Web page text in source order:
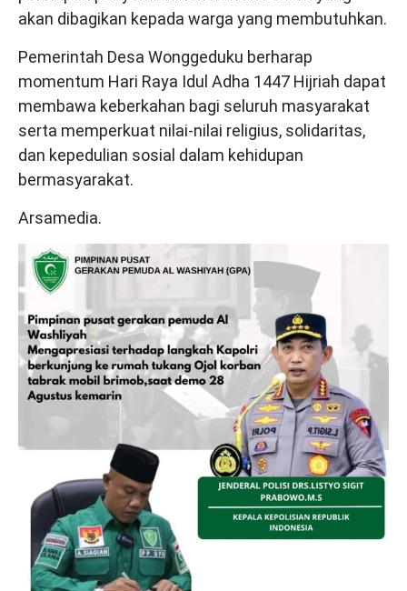
akan dibagikan kepada warga yang membutuhkan.
Pemerintah Desa Wonggeduku berharap
momentum Hari Raya Idul Adha 1447 Hijriah dapat
membawa keberkahan bagi seluruh masyarakat
serta memperkuat nilai-nilai religius, solidaritas,
dan kepedulian sosial dalam kehidupan
bermasyarakat.
Arsamedia.